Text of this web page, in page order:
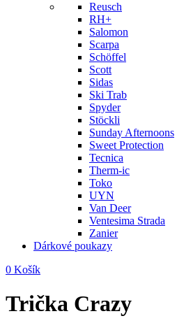
Reusch
RH+
Salomon
Scarpa
Schöffel
Scott
Sidas
Ski Trab
Spyder
Stöckli
Sunday Afternoons
Sweet Protection
Tecnica
Therm-ic
Toko
UYN
Van Deer
Ventesima Strada
Zanier
Dárkové poukazy
0 Košík
Trička Crazy